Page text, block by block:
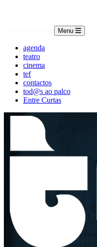
Menu
agenda
teatro
cinema
tef
contactos
tod@s ao palco
Entre Curtas